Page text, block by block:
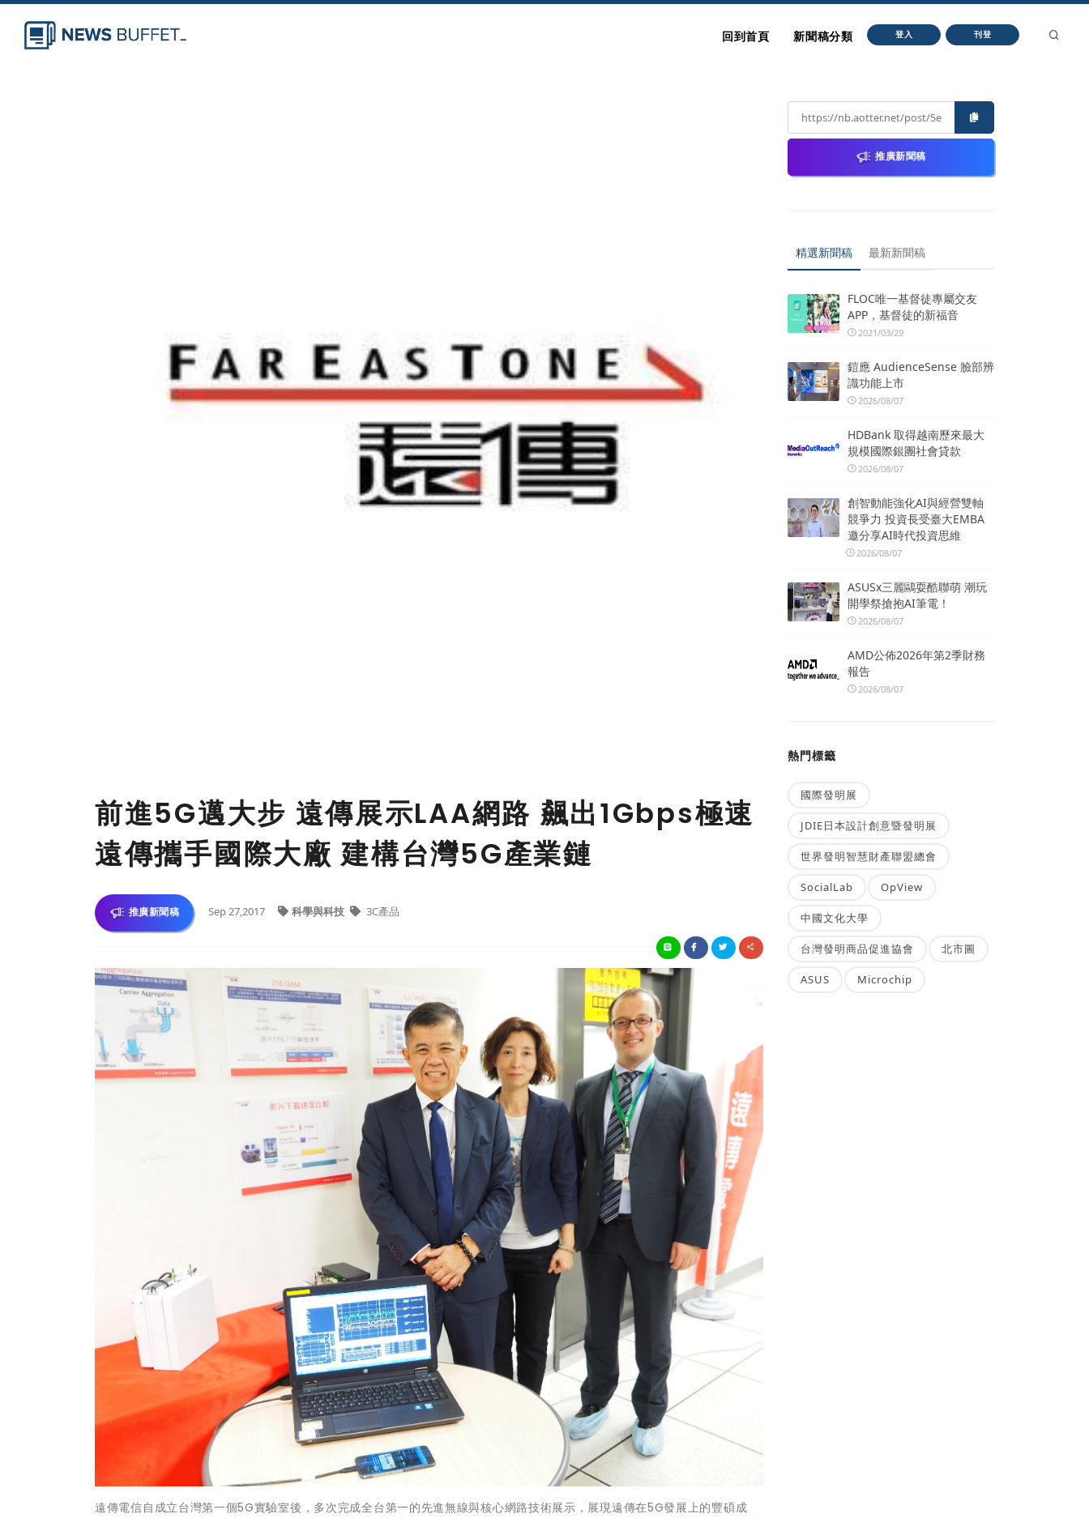
回到首頁 新聞稿分類 登入 刊登
前進5G邁大步 遠傳展示LAA網路 飆出1Gbps極速
遠傳攜手國際大廠 建構台灣5G產業鏈
推廣新聞稿 Sep 27,2017 科學與科技 3C產品
遠傳電信自成立台灣第一個5G實驗室後，多次完成全台第一的先進無線與核心網路技術展示，展現遠傳在5G發展上的豐碩成
推廣新聞稿
精選新聞稿 最新新聞稿
FLOC唯一基督徒專屬交友
APP，基督徒的新福音
2021/03/29
鎧應 AudienceSense 臉部辨
識功能上市
2026/08/07
HDBank 取得越南歷來最大
規模國際銀團社會貸款
2026/08/07
創智動能強化AI與經營雙軸
競爭力 投資長受臺大EMBA
邀分享AI時代投資思維
2026/08/07
ASUSx三麗鷗耍酷聯萌 潮玩
開學祭搶抱AI筆電！
2026/08/07
AMD公佈2026年第2季財務
報告
2026/08/07
熱門標籤
國際發明展
JDIE日本設計創意暨發明展
世界發明智慧財產聯盟總會
SocialLab OpView
中國文化大學
台灣發明商品促進協會 北市圖
ASUS Microchip